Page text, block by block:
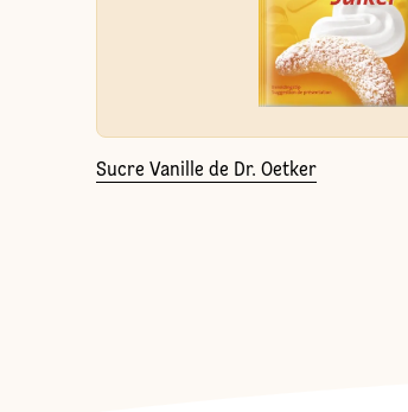
Sucre Vanille de Dr. Oetker